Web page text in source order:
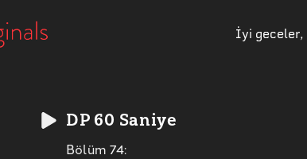
İyi geceler,
DP 60 Saniye
Bölüm 74: